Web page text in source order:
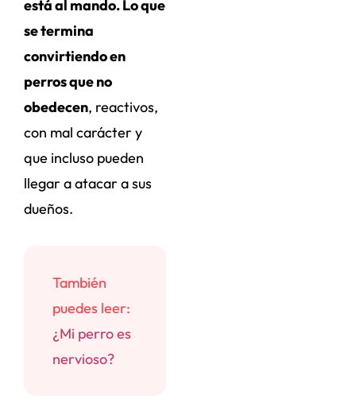
está al mando. Lo que
se termina
convirtiendo en
perros que no
obedecen, reactivos,
con mal carácter y
que incluso pueden
llegar a atacar a sus
dueños.
También
puedes leer:
¿Mi perro es
nervioso?